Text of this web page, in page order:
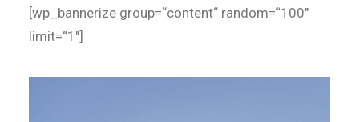
[wp_bannerize group=“content“ random=“100″
limit=“1″]